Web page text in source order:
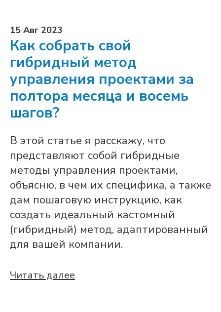
15 Авг 2023
Как собрать свой
гибридный метод
управления проектами за
полтора месяца и восемь
шагов?
В этой статье я расскажу, что
представляют собой гибридные
методы управления проектами,
объясню, в чем их специфика, а также
дам пошаговую инструкцию, как
создать идеальный кастомный
(гибридный) метод, адаптированный
для вашей компании.
Читать далее